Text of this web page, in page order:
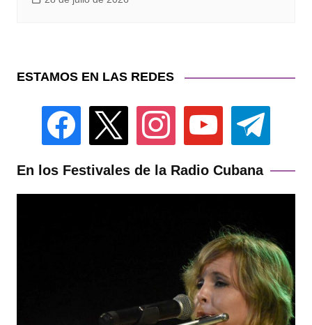
ESTAMOS EN LAS REDES
facebook instagram youtube telegram
En los Festivales de la Radio Cubana